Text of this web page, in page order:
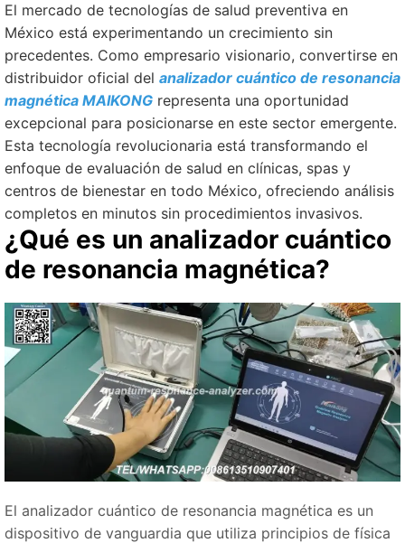
El mercado de tecnologías de salud preventiva en
México está experimentando un crecimiento sin
precedentes. Como empresario visionario, convertirse en
distribuidor oficial del analizador cuántico de resonancia
magnética MAIKONG representa una oportunidad
excepcional para posicionarse en este sector emergente.
Esta tecnología revolucionaria está transformando el
enfoque de evaluación de salud en clínicas, spas y
centros de bienestar en todo México, ofreciendo análisis
completos en minutos sin procedimientos invasivos.
¿Qué es un analizador cuántico
de resonancia magnética?
El analizador cuántico de resonancia magnética es un
dispositivo de vanguardia que utiliza principios de física